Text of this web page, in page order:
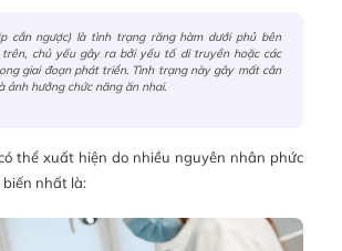
cắn ngược) là tình trạng răng hàm dưới phủ bên
trên, chủ yếu gây ra bởi yếu tố di truyền hoặc các
giai đoạn phát triển. Tình trạng này gây mất cân
ảnh hưởng chức năng ăn nhai.
thể xuất hiện do nhiều nguyên nhân phức
nhất là: